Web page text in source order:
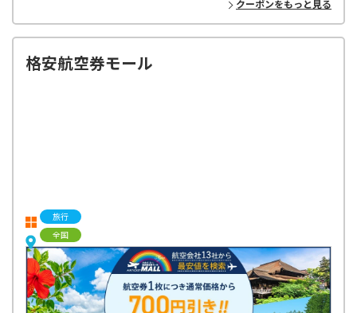
クーポンをもっと見る
格安航空券モール
旅行
全国